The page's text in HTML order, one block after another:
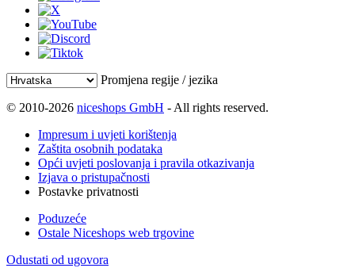
Promjena regije / jezika
© 2010-2026 niceshops GmbH - All rights reserved.
Impresum i uvjeti korištenja
Zaštita osobnih podataka
Opći uvjeti poslovanja i pravila otkazivanja
Izjava o pristupačnosti
Postavke privatnosti
Poduzeće
Ostale Niceshops web trgovine
Odustati od ugovora